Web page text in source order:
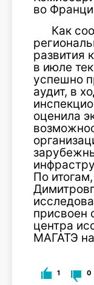
во
Как
развития
в июле
успешно
аудит, в
оценила
По
присвоен
центра
МАГАТЭ на
1 0